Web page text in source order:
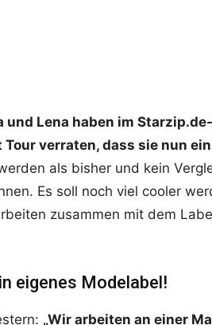
und Lena haben im
Tour verraten, dass sie nun
als bisher und kein
Es soll noch viel cooler
zusammen mit dem
eigenes Modelabel!
„Wir arbeiten an einer